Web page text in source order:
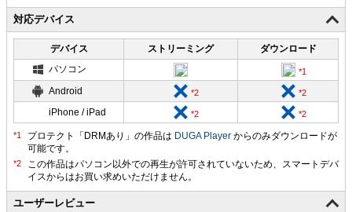
対応デバイス
デバイス ストリーミング
ダウンロード
パソコン
Android
iPhone / iPad
プロテクト「DRMあり」の作品は DUGA Player からのみダウンロードが
可能です。
ユーザーレビュー